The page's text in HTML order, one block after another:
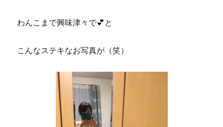
わんこまで興味津々で💕と
こんなステキなお写真が（笑）